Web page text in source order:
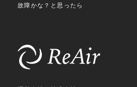
故障かな？と思ったら